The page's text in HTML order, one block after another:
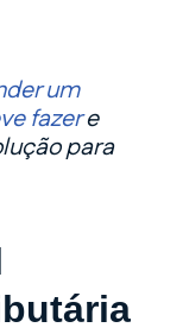
um
fazere
para